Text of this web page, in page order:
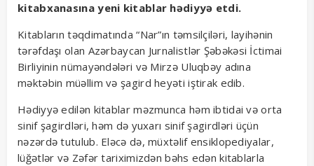
kitabxanasına yeni kitablar hədiyyə etdi.
Kitabların təqdimatında “Nar”ın təmsilçiləri, layihənin
tərəfdaşı olan Azərbaycan Jurnalistlər Şəbəkəsi İctimai
Birliyinin nümayəndələri və Mirzə Uluqbəy adına
məktəbin müəllim və şagird heyəti iştirak edib.
Hədiyyə edilən kitablar məzmunca həm ibtidai və orta
sinif şagirdləri, həm də yuxarı sinif şagirdləri üçün
nəzərdə tutulub. Eləcə də, müxtəlif ensiklopediyalar,
lüğətlər və Zəfər tariximizdən bəhs edən kitablarla